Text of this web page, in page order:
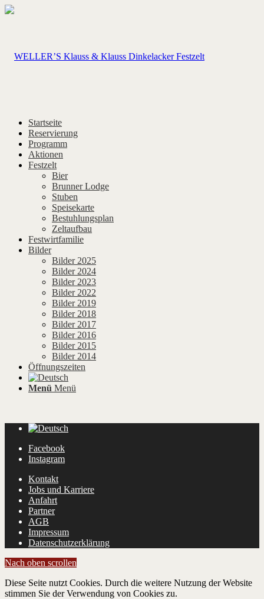
Startseite
Reservierung
Programm
Aktionen
Festzelt
Bier
Brunner Lodge
Stuben
Speisekarte
Bestuhlungsplan
Zeltaufbau
Festwirtfamilie
Bilder
Bilder 2025
Bilder 2024
Bilder 2023
Bilder 2022
Bilder 2019
Bilder 2018
Bilder 2017
Bilder 2016
Bilder 2015
Bilder 2014
Öffnungszeiten
Menü Menü
Facebook
Instagram
Kontakt
Jobs und Karriere
Anfahrt
Partner
AGB
Impressum
Datenschutzerklärung
Nach oben scrollen
Diese Seite nutzt Cookies. Durch die weitere Nutzung der Website
stimmen Sie der Verwendung von Cookies zu.